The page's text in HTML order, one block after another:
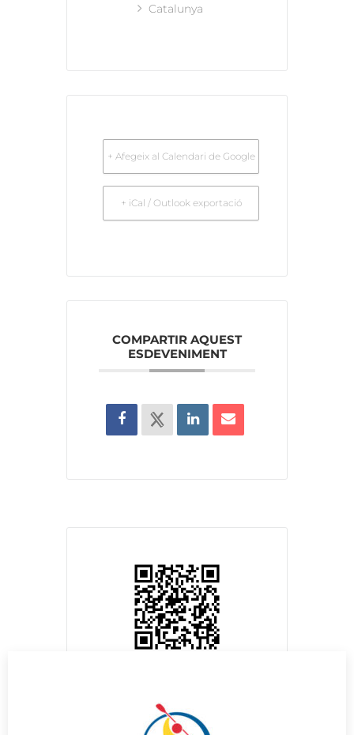
Catalunya
+ Afegeix al Calendari de Google
+ iCal / Outlook exportació
COMPARTIR AQUEST
ESDEVENIMENT